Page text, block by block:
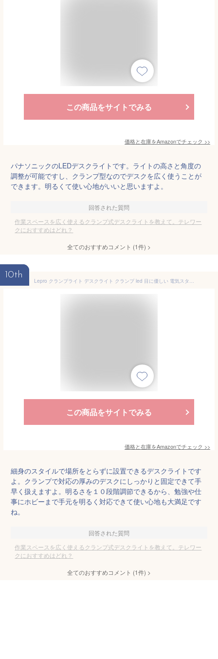
この商品をサイトでみる
価格と在庫をAmazonでチェック >>
パナソニックのLEDデスクライトです。ライトの高さと角度の
調整が可能ですし、クランプ型なのでデスクを広く使うことが
できます。明るくて使い心地がいいと思いますよ。
回答された質問
作業スペースを広く使えるクランプ式デスクライトを教えて。テレワー
クにおすすめはどれ？
全てのおすすめコメント (1件) >
10th
Lepro クランプライト デスクライト クランプ led 目に優しい 電気スタンド スタンドライト 【電球色・白色・昼光色/10段階明るさ/5W省エネ/明るい/Ra80演色/360°角度調整可能/独立ボタン制御/USB給電式/1.5Mケーブル】 テーブル 卓上照明 卓上ライト 台灯 学習机 勉強机 読書灯 (ブラック)
この商品をサイトでみる
価格と在庫をAmazonでチェック >>
細身のスタイルで場所をとらずに設置できるデスクライトです
よ。クランプで対応の厚みのデスクにしっかりと固定できて手
早く扱えますよ。明るさを１０段階調節できるから、勉強や仕
事にホビーまで手元を明るく対応できて使い心地も大満足です
ね。
回答された質問
作業スペースを広く使えるクランプ式デスクライトを教えて。テレワー
クにおすすめはどれ？
全てのおすすめコメント (1件) >